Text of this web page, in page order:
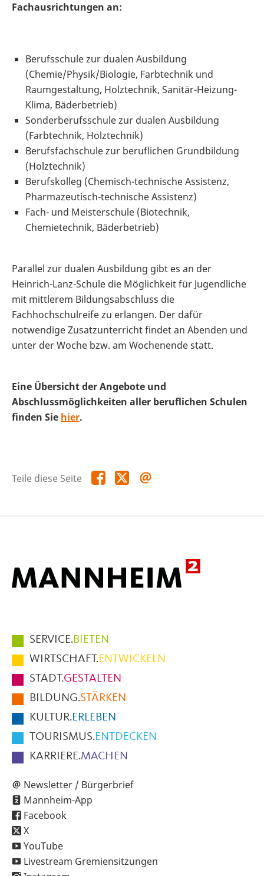
Fachausrichtungen an:
Berufsschule zur dualen Ausbildung
(Chemie/Physik/Biologie, Farbtechnik und
Raumgestaltung, Holztechnik, Sanitär-Heizung-
Klima, Bäderbetrieb)
Sonderberufsschule zur dualen Ausbildung
(Farbtechnik, Holztechnik)
Berufsfachschule zur beruflichen Grundbildung
(Holztechnik)
Berufskolleg (Chemisch-technische Assistenz,
Pharmazeutisch-technische Assistenz)
Fach- und Meisterschule (Biotechnik,
Chemietechnik, Bäderbetrieb)
Parallel zur dualen Ausbildung gibt es an der
Heinrich-Lanz-Schule die Möglichkeit für Jugendliche
mit mittlerem Bildungsabschluss die
Fachhochschulreife zu erlangen. Der dafür
notwendige Zusatzunterricht findet an Abenden und
unter der Woche bzw. am Wochenende statt.
Eine Übersicht der Angebote und
Abschlussmöglichkeiten aller beruflichen Schulen
finden Sie hier.
Teile diese Seite Teile
diese
Teile
diese
Hauptmenüpunkte
im
Fußbereich
der
Seite
SERVICE.BIETEN
WIRTSCHAFT.ENTWICKELN
STADT.GESTALTEN
BILDUNG.STÄRKEN
KULTUR.ERLEBEN
TOURISMUS.ENTDECKEN
KARRIERE.MACHEN
Newsletter / Bürgerbrief
Mannheim-App
Facebook
X
YouTube
Livestream Gremiensitzungen